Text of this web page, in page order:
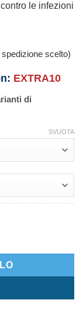
le infezioni
scelto)
EXTRA10
di
SVUOTA